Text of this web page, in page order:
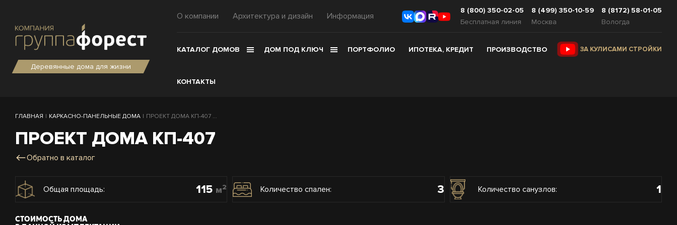
Деревянные дома для жизни
О компании Архитектура и дизайн Информация
8 (800) 350-02-05
Бесплатная линия
8 (499) 350-10-59
Москва
8 (8172) 58-01-05
Вологда
КАТАЛОГ ДОМОВ ДОМ ПОД КЛЮЧ ПОРТФОЛИО ИПОТЕКА, КРЕДИТ ПРОИЗВОДСТВО ЗА КУЛИСАМИ СТРОЙКИ
КОНТАКТЫ
ГЛАВНАЯ | КАРКАСНО-ПАНЕЛЬНЫЕ ДОМА | ПРОЕКТ ДОМА КП-407 ...
ПРОЕКТ ДОМА КП-407
Обратно в каталог
Общая площадь: 115 м2 Количество спален: 3 Количество санузлов: 1
СТОИМОСТЬ ДОМА